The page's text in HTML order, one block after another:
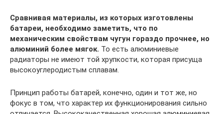
Сравнивая материалы, из которых изготовлены
батареи, необходимо заметить, что по
механическим свойствам чугун гораздо прочнее, но
алюминий более мягок. То есть алюминиевые
радиаторы не имеют той хрупкости, которая присуща
высокоуглеродистым сплавам.
Принцип работы батарей, конечно, один и тот же, но
фокус в том, что характер их функционирования сильно